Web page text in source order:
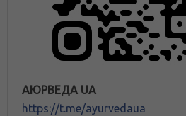
АЮРВЕДА UA
https://t.me/ayurvedaua